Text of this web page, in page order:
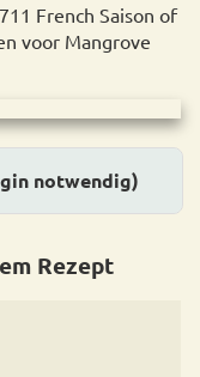
French Saison of
voor Mangrove
notwendig)
Rezept